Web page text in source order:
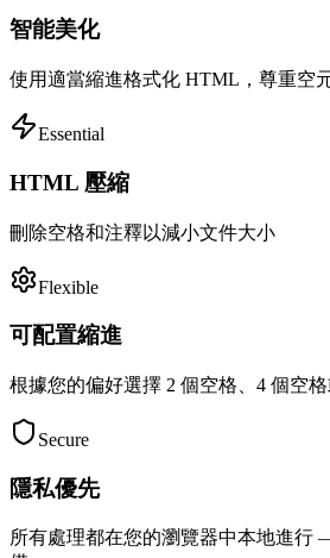
智能美化
使用適當縮進格式化 HTML，尊重空
Essential
HTML 壓縮
刪除空格和注釋以減小文件大小
Flexible
可配置縮進
根據您的偏好選擇 2 個空格、4 個空
Secure
隱私優先
所有處理都在您的瀏覽器中本地進行